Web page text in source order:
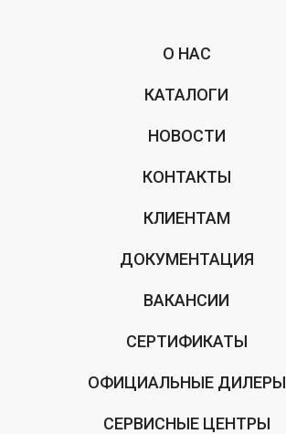
О НАС
КАТАЛОГИ
НОВОСТИ
КОНТАКТЫ
КЛИЕНТАМ
ДОКУМЕНТАЦИЯ
ВАКАНСИИ
СЕРТИФИКАТЫ
ОФИЦИАЛЬНЫЕ ДИЛЕРЫ
СЕРВИСНЫЕ ЦЕНТРЫ